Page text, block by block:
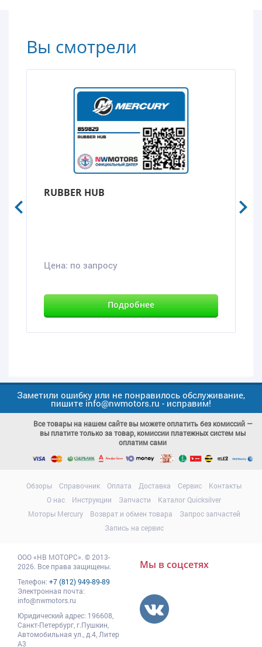
Вы смотрели
RUBBER HUB
Цена: по запросу
Подробнее
Заметили ошибку или не понравилось обслуживание,
пишите info@nwmotors.ru - исправим!
Все товары на нашем сайте вы можете оплатить без комиссий —
вы платите только за товар, комиссии платежных систем мы
оплатим сами
Обзоры Справочник Оплата Доставка Сервис
Контакты
О нас
Инструкции Запчасти
Каталог Quicksilver
Моторы Mercury
Возврат и обмен товара
Запрос запчастей
Запись на сервис
ООО«НВ МОТОРС» © 2013-
2026. Все права защищены.
Телефон: +7 (812) 949-89-89
Электронная почта:
info@nwmotors.ru
Юридический адрес: 196608
Санкт-Петербург, г.Пушкин
Автомобильная ул., д.4, Литер
А3
Мы в соцсетях